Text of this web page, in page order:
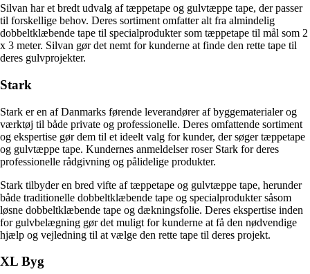
Silvan har et bredt udvalg af tæppetape og gulvtæppe tape, der passer
til forskellige behov. Deres sortiment omfatter alt fra almindelig
dobbeltklæbende tape til specialprodukter som tæppetape til mål som 2
x 3 meter. Silvan gør det nemt for kunderne at finde den rette tape til
deres gulvprojekter.
Stark
Stark er en af Danmarks førende leverandører af byggematerialer og
værktøj til både private og professionelle. Deres omfattende sortiment
og ekspertise gør dem til et ideelt valg for kunder, der søger tæppetape
og gulvtæppe tape. Kundernes anmeldelser roser Stark for deres
professionelle rådgivning og pålidelige produkter.
Stark tilbyder en bred vifte af tæppetape og gulvtæppe tape, herunder
både traditionelle dobbeltklæbende tape og specialprodukter såsom
løsne dobbeltklæbende tape og dækningsfolie. Deres ekspertise inden
for gulvbelægning gør det muligt for kunderne at få den nødvendige
hjælp og vejledning til at vælge den rette tape til deres projekt.
XL Byg